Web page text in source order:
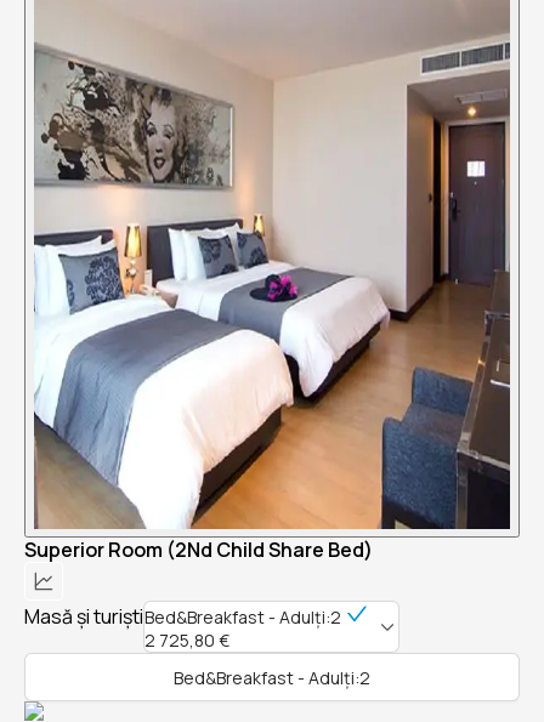
Superior Room (2Nd Child Share Bed)
Masă și turiștiBed&Breakfast - Adulți:2
2 725,80 €
Bed&Breakfast - Adulți:2